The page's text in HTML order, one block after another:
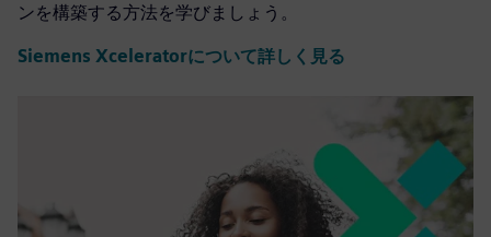
ンを構築する方法を学びましょう。
Siemens Xceleratorについて詳しく見る